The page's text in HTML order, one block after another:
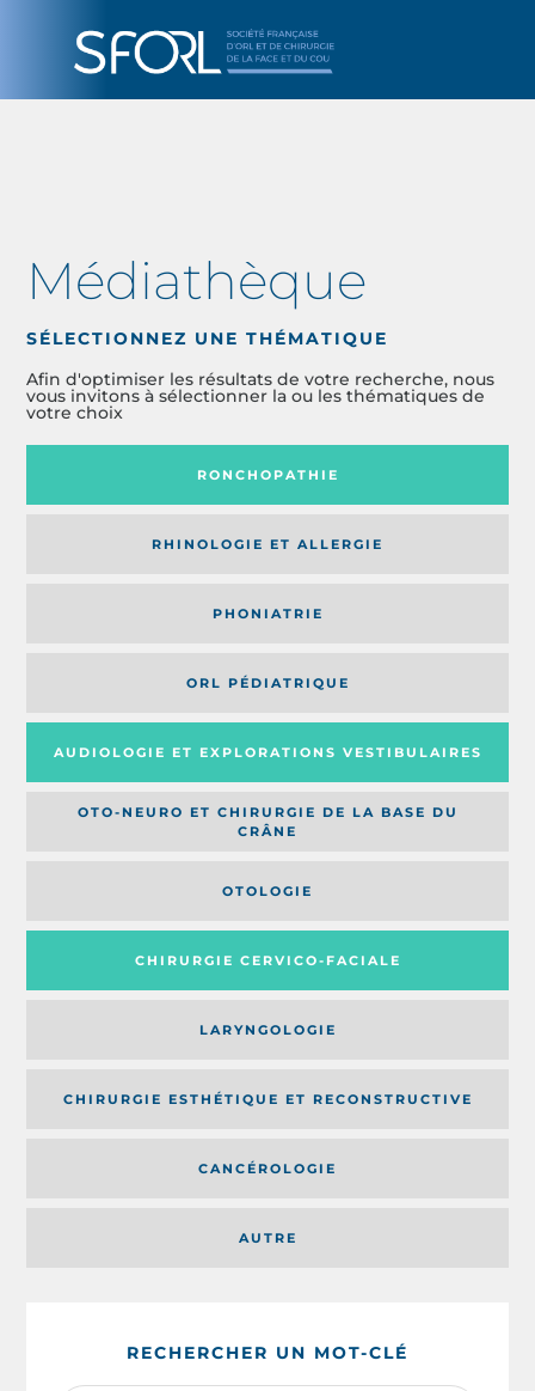
Médiathèque
SÉLECTIONNEZ UNE THÉMATIQUE
Afin d'optimiser les résultats de votre recherche, nous
vous invitons à sélectionner la ou les thématiques de
votre choix
RONCHOPATHIE
RHINOLOGIE ET ALLERGIE
PHONIATRIE
ORL PÉDIATRIQUE
AUDIOLOGIE ET EXPLORATIONS VESTIBULAIRES
OTO-NEURO ET CHIRURGIE DE LA BASE DU
CRÂNE
OTOLOGIE
CHIRURGIE CERVICO-FACIALE
AUTRE
LARYNGOLOGIE
CHIRURGIE ESTHÉTIQUE ET RECONSTRUCTIVE
CANCÉROLOGIE
RECHERCHER UN MOT-CLÉ